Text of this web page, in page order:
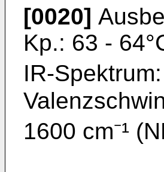
[0020]
Kp.: 63 -
IR-
1600 cm⁻¹